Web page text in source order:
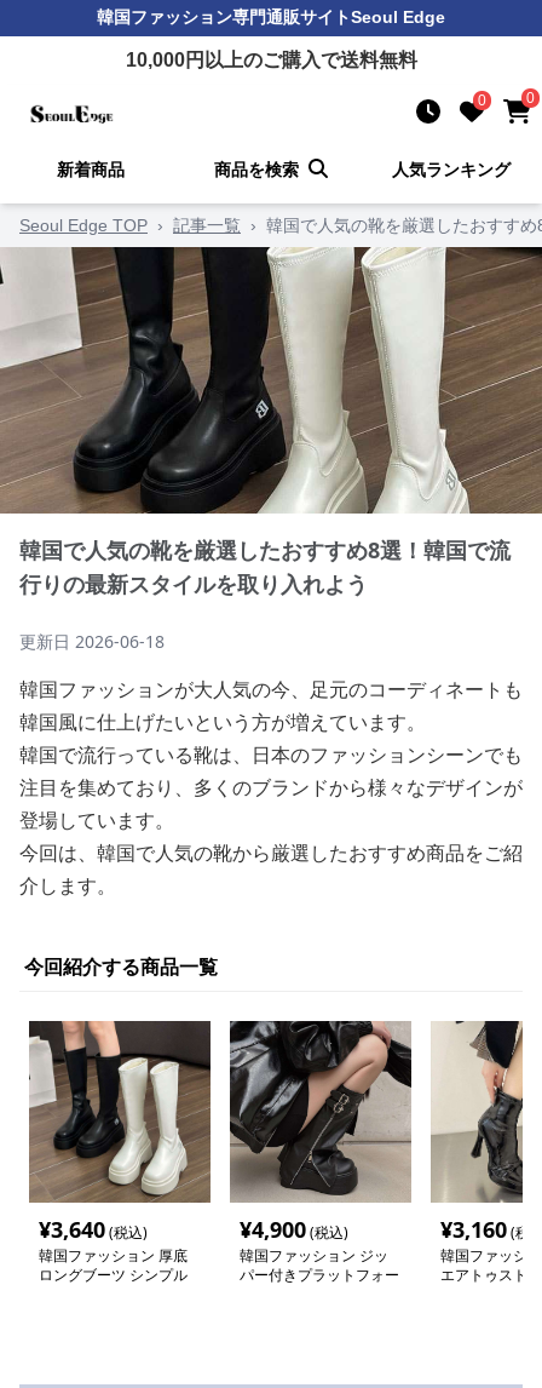
韓国ファッション専門通販サイトSeoul Edge
10,000円以上のご購入で送料無料
0 0
新着商品 商品を検索 人気ランキング
Seoul Edge TOP › 記事一覧 › 韓国で人気の靴を厳選したおすす
韓国で人気の靴を厳選したおすすめ8選！韓国で流
行りの最新スタイルを取り入れよう
更新日 2026-06-18
韓国ファッションが大人気の今、足元のコーディネートも
韓国風に仕上げたいという方が増えています。
韓国で流行っている靴は、日本のファッションシーンでも
注目を集めており、多くのブランドから様々なデザインが
登場しています。
今回は、韓国で人気の靴から厳選したおすすめ商品をご紹
介します。
今回紹介する商品一覧
¥3,640(税込)
韓国ファッション 厚底
ロングブーツ シンプル
¥4,900(税込)
韓国ファッション ジッ
パー付きプラットフォー
¥3,160(税
韓国ファッシ
エアトゥスト